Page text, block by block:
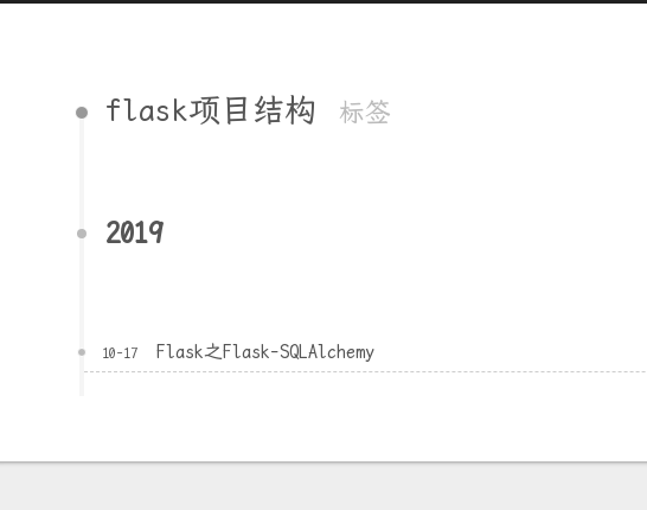
flask项目结构 标签
2019
10-17 Flask之Flask-SQLAlchemy